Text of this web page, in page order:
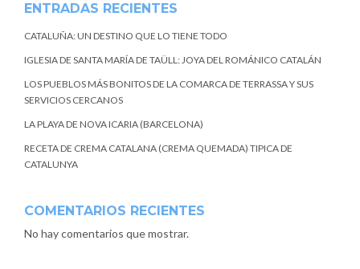
ENTRADAS RECIENTES
CATALUÑA: UN DESTINO QUE LO TIENE TODO
IGLESIA DE SANTA MARÍA DE TAÜLL: JOYA DEL ROMÁNICO CATALÁN
LOS PUEBLOS MÁS BONITOS DE LA COMARCA DE TERRASSA Y SUS
SERVICIOS CERCANOS
LA PLAYA DE NOVA ICARIA (BARCELONA)
RECETA DE CREMA CATALANA (CREMA QUEMADA) TIPICA DE
CATALUNYA
COMENTARIOS RECIENTES
No hay comentarios que mostrar.